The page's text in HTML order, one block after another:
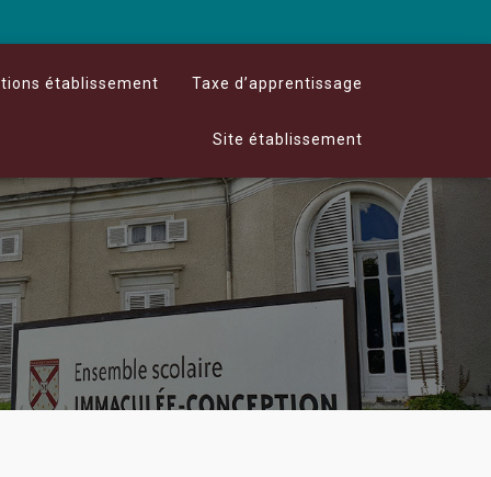
établissement Taxe d’apprentissage
Site établissement